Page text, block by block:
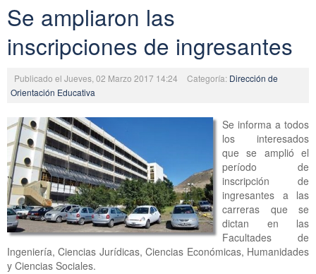
Se ampliaron las
inscripciones de ingresantes
Publicado el Jueves, 02 Marzo 2017 14:24 Categoría: Dirección de
Orientación Educativa
Se informa a todos
los interesados
que se amplió el
período de
inscripción de
ingresantes a las
carreras que se
dictan en las
Facultades de
Ingeniería, Ciencias Jurídicas, Ciencias Económicas, Humanidades
y Ciencias Sociales.